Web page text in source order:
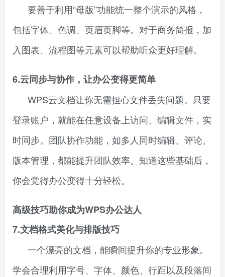
要善于利用“母版”功能统一整个演示的风格，
包括字体、色调、页眉页脚等。对于商务简报，加
入图表、流程图等元素可以帮助听众更好理解。
6.云同步与协作，让办公变得更简单
WPS云文档让你无需担心文件丢失问题。只要
登录账户，就能在任意设备上访问、编辑文件，实
时同步。团队协作功能，如多人同时编辑、评论、
版本管理，都能提升团队效率。知道这些基础后，
你会觉得办公变得十分轻松。
高级技巧助你成为WPS办公达人
7.文档格式美化与排版技巧
一个漂亮的文档，能瞬间提升你的专业形象。
学会合理利用字号、字体、颜色、行距以及段落间